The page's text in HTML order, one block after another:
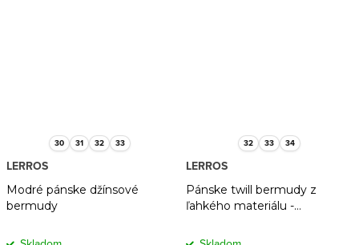
30 31 32 33
Modré pánske džínsové
bermudy
LERROS
32 33 34
Pánske twill bermudy z
ľahkého materiálu -
LERROS